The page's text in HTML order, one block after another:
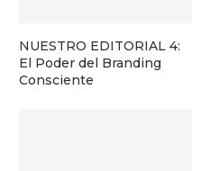
NUESTRO EDITORIAL 4:
El Poder del Branding
Consciente